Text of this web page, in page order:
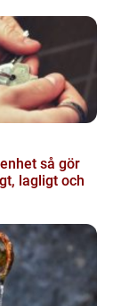
så gör
lagligt och